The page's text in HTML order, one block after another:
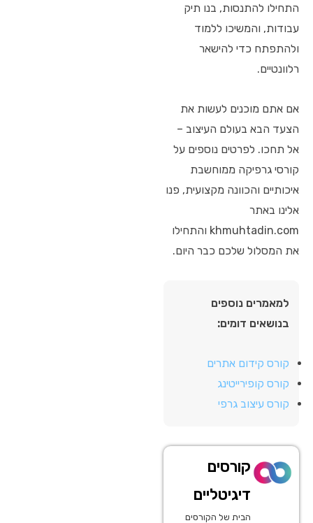
התחילו להתנסות, בנו תיק
עבודות, והמשיכו ללמוד
ולהתפתח כדי להישאר
רלוונטיים.
אם אתם מוכנים לעשות את
הצעד הבא בעולם העיצוב –
אל תחכו. לפרטים נוספים על
קורסי גרפיקה ממוחשבת
איכותיים והכוונה מקצועית, פנו
אלינו באתר
khmuhtadin.com והתחילו
את המסלול שלכם כבר היום.
למאמרים נוספים
בנושאים דומים:
קורס קידום אתרים
קורס קופירייטינג
קורס עיצוב גרפי
קורסים
דיגיטליים
הבית של הקורסים